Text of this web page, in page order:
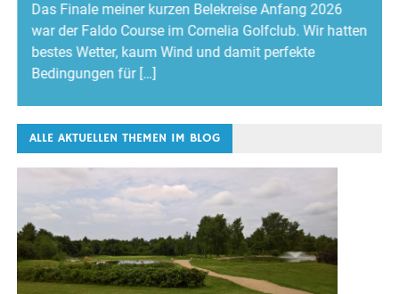
Das Finale meiner kurzen Belekreise Anfang 2026
war der Faldo Course im Cornelia Golfclub. Wir hatten
bestes Wetter, kaum Wind und damit perfekte
Bedingungen für […]
ALLE AKTUELLEN THEMEN IM BLOG